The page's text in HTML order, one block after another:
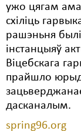
ужо цягам
схіліць
рашэньня былі
інстанцыяў
Віцебскага
прайшло
дасканалым.
spring96.org